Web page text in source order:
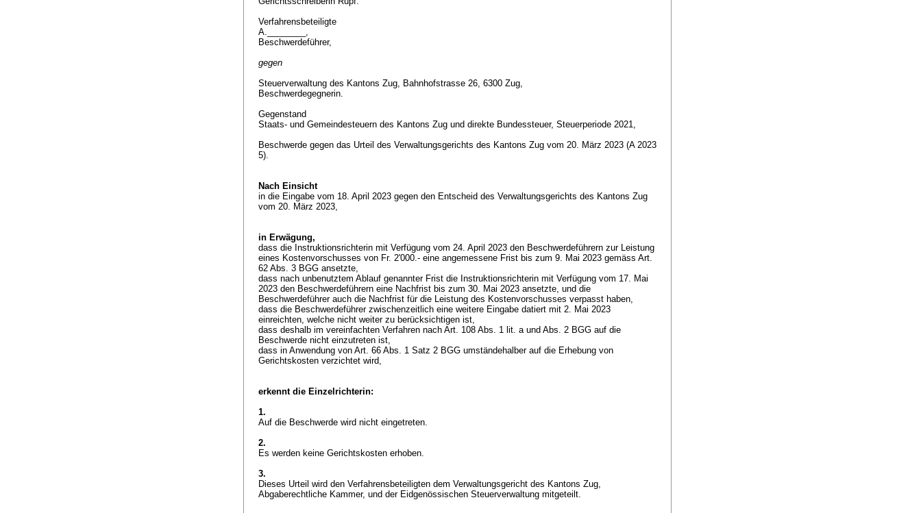
Verfahrensbeteiligte
A.________,
Beschwerdeführer,
gegen
Steuerverwaltung des Kantons Zug, Bahnhofstrasse 26, 6300 Zug,
Beschwerdegegnerin.
Gegenstand
Staats- und Gemeindesteuern des Kantons Zug und direkte Bundessteuer, Steuerperiode 2021,
Beschwerde gegen das Urteil des Verwaltungsgerichts des Kantons Zug vom 20. März 2023 (A 2023
5).
Nach Einsicht
in die Eingabe vom 18. April 2023 gegen den Entscheid des Verwaltungsgerichts des Kantons Zug
vom 20. März 2023,
in Erwägung,
dass die Instruktionsrichterin mit Verfügung vom 24. April 2023 den Beschwerdeführern zur Leistung
eines Kostenvorschusses von Fr. 2'000.- eine angemessene Frist bis zum 9. Mai 2023 gemäss Art.
62 Abs. 3 BGG ansetzte,
dass nach unbenutztem Ablauf genannter Frist die Instruktionsrichterin mit Verfügung vom 17. Mai
2023 den Beschwerdeführern eine Nachfrist bis zum 30. Mai 2023 ansetzte, und die
Beschwerdeführer auch die Nachfrist für die Leistung des Kostenvorschusses verpasst haben,
dass die Beschwerdeführer zwischenzeitlich eine weitere Eingabe datiert mit 2. Mai 2023
einreichten, welche nicht weiter zu berücksichtigen ist,
dass deshalb im vereinfachten Verfahren nach Art. 108 Abs. 1 lit. a und Abs. 2 BGG auf die
Beschwerde nicht einzutreten ist,
dass in Anwendung von Art. 66 Abs. 1 Satz 2 BGG umständehalber auf die Erhebung von
Gerichtskosten verzichtet wird,
erkennt die Einzelrichterin:
1.
Auf die Beschwerde wird nicht eingetreten.
2.
Es werden keine Gerichtskosten erhoben.
3.
Dieses Urteil wird den Verfahrensbeteiligten dem Verwaltungsgericht des Kantons Zug,
Abgaberechtliche Kammer, und der Eidgenössischen Steuerverwaltung mitgeteilt.